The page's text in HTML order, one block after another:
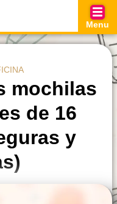
Menu
mochilas
de 16
y